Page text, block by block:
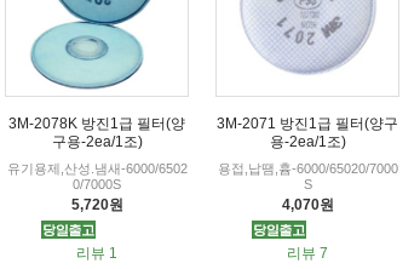
3M-2078K 방진1급 필터(양
구용-2ea/1조)
유기용제,산성.냄새-6000/6502
0/7000S
5,720원
리뷰 1
3M-2071 방진1급 필터(양구
용-2ea/1조)
용접,납땜,흄-6000/65020/7000
S
4,070원
리뷰 7